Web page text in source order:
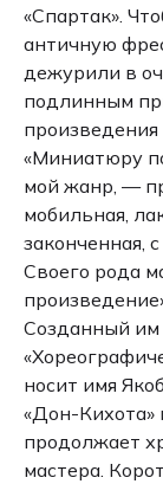
«Спартак».
античную
дежурили в
подлинным
«Миниатюру
мой жанр, —
мобильная,
законченная,
Своего рода
Созданный им
носит имя
«Дон-Кихота»
продолжает
мастера.